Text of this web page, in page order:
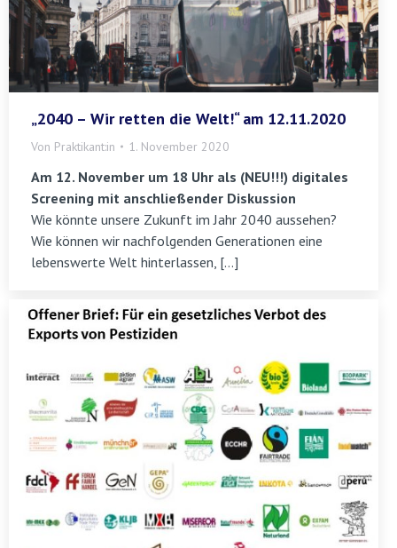
„2040 – Wir retten die Welt!“ am 12.11.2020
Von Praktikant:in 1. November 2020
Am 12. November um 18 Uhr als (NEU!!!) digitales
Screening mit anschließender Diskussion
Wie könnte unsere Zukunft im Jahr 2040 aussehen?
Wie können wir nachfolgenden Generationen eine
lebenswerte Welt hinterlassen, […]